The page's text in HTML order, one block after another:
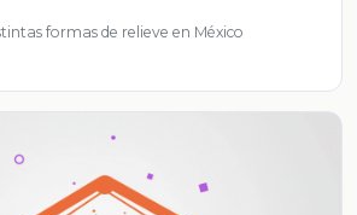
formas de relieve en México